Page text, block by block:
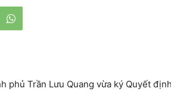
phủ Trần Lưu Quang vừa ký Quyết